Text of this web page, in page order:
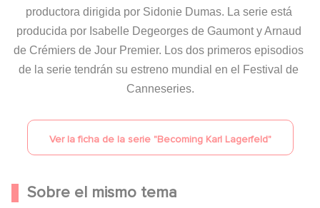
productora dirigida por Sidonie Dumas. La serie está
producida por Isabelle Degeorges de Gaumont y Arnaud
de Crémiers de Jour Premier. Los dos primeros episodios
de la serie tendrán su estreno mundial en el Festival de
Canneseries.
Ver la ficha de la serie "Becoming Karl Lagerfeld"
Sobre el mismo tema